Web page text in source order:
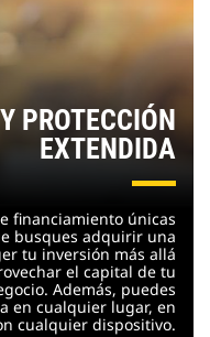
PROTECCIÓN
EXTENDIDA
financiamiento únicas
busques adquirir una
tu inversión más allá
el capital de tu
Además, puedes
en cualquier lugar, en
cualquier dispositivo.